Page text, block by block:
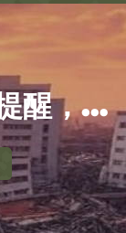
中使馆发北海道强震提醒，JCERI为你解析安全地带